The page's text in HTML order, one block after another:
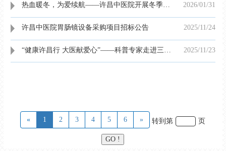
热血暖冬，为爱续航——许昌中医院开展冬季无偿献血活动 2026/01/31
许昌中医院胃肠镜设备采购项目招标公告 2025/11/24
2025/11/23
« 1 2 3 4 5 6 » 转到第 页
GO !